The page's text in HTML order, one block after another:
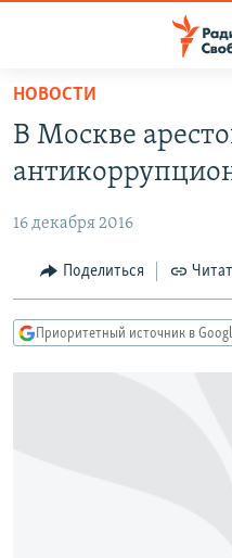
упрощенного
доступа
основному
Вернутся
главной
навигации
Вернутся
АВТОРСКИЕ ПРОЕКТЫ
ЦИТАТЫ СВОБОДЫ
МНЕНИЯ
IDEL.РЕАЛИИ
НОВОСТИ
В Москве
16 декабря 2016
Поделиться
Приоритетный источник в